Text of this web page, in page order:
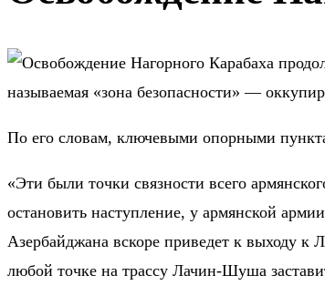
называемая «зона безопасности» —
По его словам, ключевыми опорными
«Эти были точки связности всего
остановить наступление, у армянской
Азербайджана вскоре приведет к выходу
любой точке на трассу Лачин-Шуша